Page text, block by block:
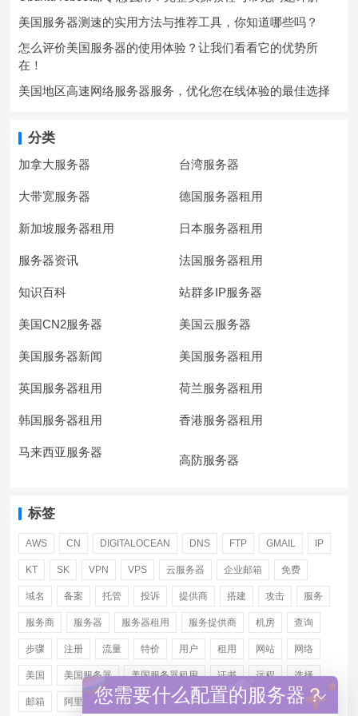
美国服务器测速的实用方法与推荐工具，你知道哪些吗？
怎么评价美国服务器的使用体验？让我们看看它的优势所
在！
美国地区高速网络服务器服务，优化您在线体验的最佳选择
分类
加拿大服务器 台湾服务器
大带宽服务器 德国服务器租用
新加坡服务器租用 日本服务器租用
服务器资讯 法国服务器租用
知识百科 站群多IP服务器
美国CN2服务器 美国云服务器
美国服务器新闻 美国服务器租用
英国服务器租用 荷兰服务器租用
韩国服务器租用 香港服务器租用
马来西亚服务器
高防服务器
标签
AWS CN DIGITALOCEAN DNS FTP GMAIL IP
KT SK VPN VPS 云服务器 企业邮箱 免费
域名 备案 托管 投诉 提供商 搭建 攻击 服务
服务商 服务器 服务器租用 服务提供商 机房 查询
步骤 注册 流量 特价 用户 租用 网站 网络
美国 美国服务器 美国服务器租用 证书 远程 选择
邮箱 阿里 香港服务器租用
您需要什么配置的服务器？